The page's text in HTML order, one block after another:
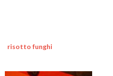
risotto funghi